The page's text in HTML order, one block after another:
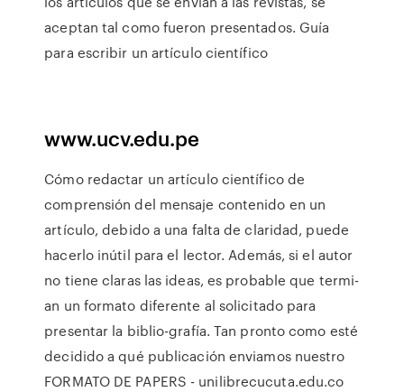
aceptan tal como fueron presentados. Guía
para escribir un artículo científico
www.ucv.edu.pe
Cómo redactar un artículo científico de
comprensión del mensaje contenido en un
artículo, debido a una falta de claridad, puede
hacerlo inútil para el lector. Además, si el autor
no tiene claras las ideas, es probable que termi-
an un formato diferente al solicitado para
presentar la biblio-grafía. Tan pronto como esté
decidido a qué publicación enviamos nuestro
FORMATO DE PAPERS - unilibrecucuta.edu.co